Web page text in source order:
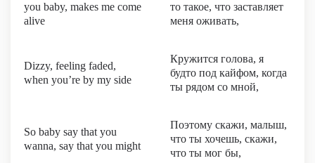
you baby, makes me come
alive
то такое, что заставляет
меня оживать,
Dizzy, feeling faded,
when you’re by my side
Кружится голова, я
будто под кайфом, когда
ты рядом со мной,
So baby say that you
wanna, say that you might
Поэтому скажи, малыш,
что ты хочешь, скажи,
что ты мог бы,